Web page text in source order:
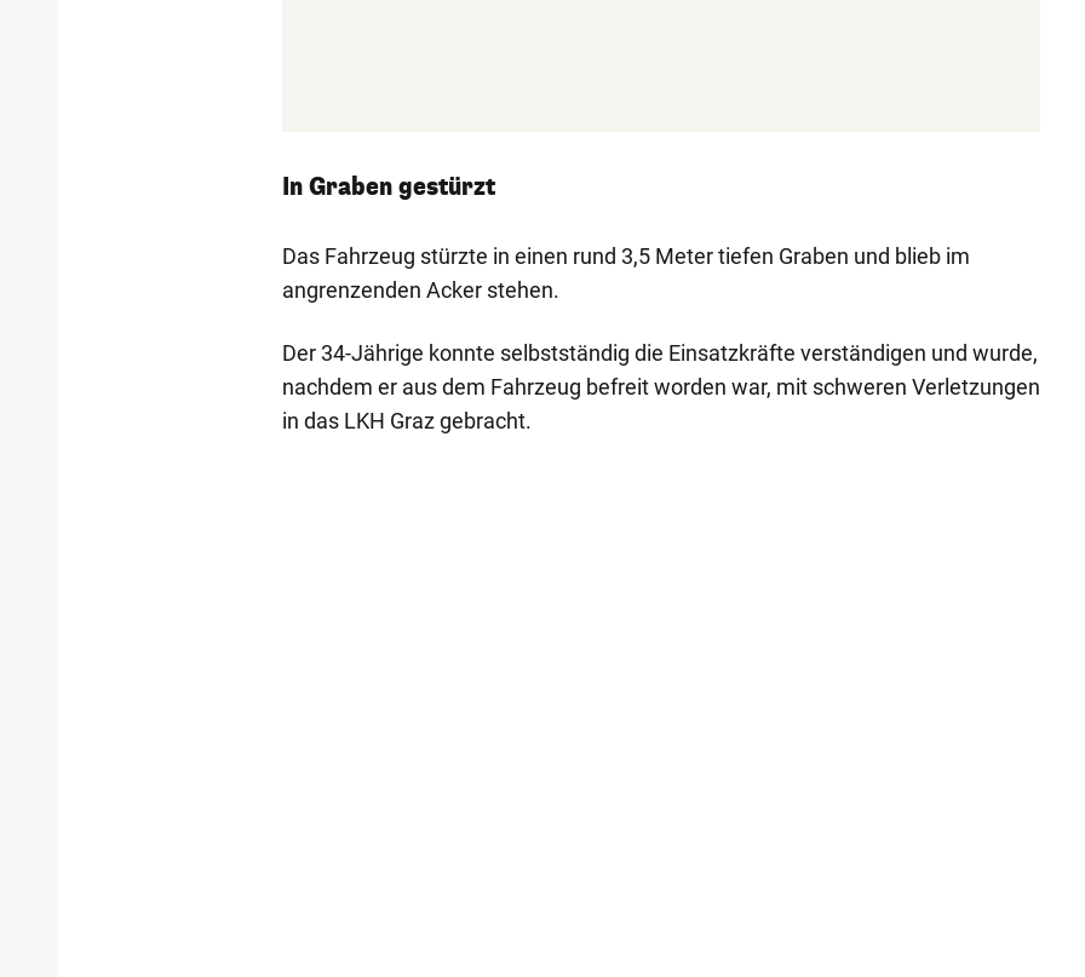
In Graben gestürzt
Das Fahrzeug stürzte in einen rund 3,5 Meter tiefen Graben und blieb im
angrenzenden Acker stehen.
Der 34-Jährige konnte selbstständig die Einsatzkräfte verständigen und wurde,
nachdem er aus dem Fahrzeug befreit worden war, mit schweren Verletzungen
in das LKH Graz gebracht.